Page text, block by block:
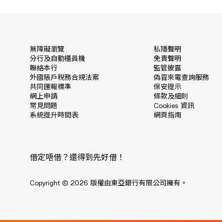
無障礙瀏覽
分行及自動櫃員機
聯絡本行
外國賬戶稅務合規法案
共同匯報標準
網上申請
常見問題
系統提升時間表
私隱聲明
免責聲明
監管披露
偽冒來電查詢服務
保安提示
條款及細則
Cookies 資訊
網頁指南
借定唔借？還得到先好借！
Copyright © 2026 版權由東亞銀行有限公司擁有。